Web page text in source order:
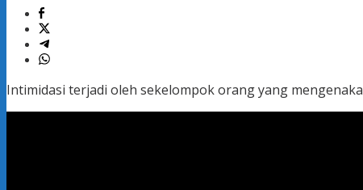
Intimidasi terjadi oleh sekelompok orang yang